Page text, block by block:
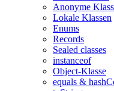
Anonyme
Lokale Klassen
Enums
Records
Sealed classes
instanceof
Object-Klasse
equals &